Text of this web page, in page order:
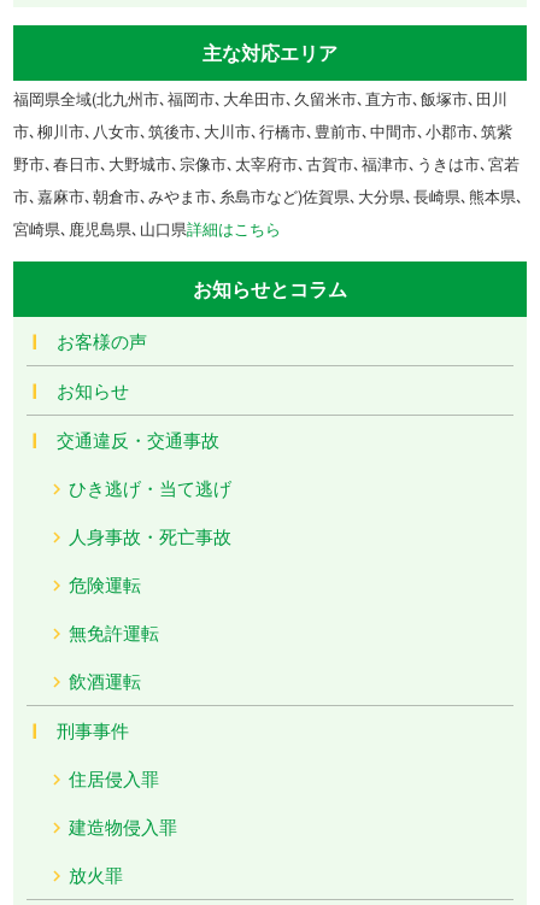
主な対応エリア
福岡県全域(北九州市､福岡市､大牟田市､久留米市､直方市､飯塚市､田川
市､柳川市､八女市､筑後市､大川市､行橋市､豊前市､中間市､小郡市､筑紫
野市､春日市､大野城市､宗像市､太宰府市､古賀市､福津市､うきは市､宮若
市､嘉麻市､朝倉市､みやま市､糸島市など)佐賀県､大分県､長崎県､熊本県､
宮崎県､鹿児島県､山口県詳細はこちら
お知らせとコラム
お客様の声
お知らせ
交通違反・交通事故
ひき逃げ・当て逃げ
人身事故・死亡事故
危険運転
無免許運転
飲酒運転
刑事事件
住居侵入罪
建造物侵入罪
放火罪